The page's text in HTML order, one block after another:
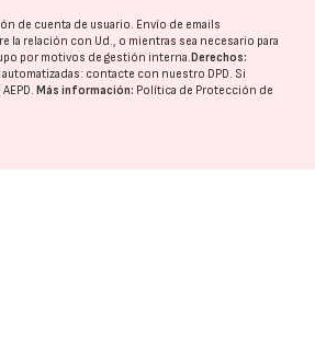
de cuenta de usuario. Envío de emails
la relación con Ud., o mientras sea necesario para
por motivos de gestión interna.Derechos:
contacte con nuestro DPD. Si
AEPD.Más información: Política de Protección de